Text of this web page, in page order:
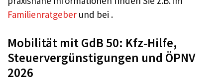
Familienratgeber und bei .
Mobilität mit GdB 50: Kfz‑Hilfe,
Steuervergünstigungen und ÖPNV
2026